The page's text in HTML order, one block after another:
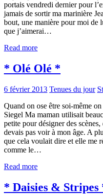
portais vendredi dernier pour
jamais de sortir ma marinière
bout, une manière pour moi de
que j’aimerai…
Read more
* Olé Olé *
6 février 2013 Tenues du jour
Quand on ose être soi-même
Siegel Ma maman utilisait
petite pour désigner des
devais pas voir à mon âge. A
que cela voulait dire et elle me
comme le…
Read more
* Daisies & Stripes